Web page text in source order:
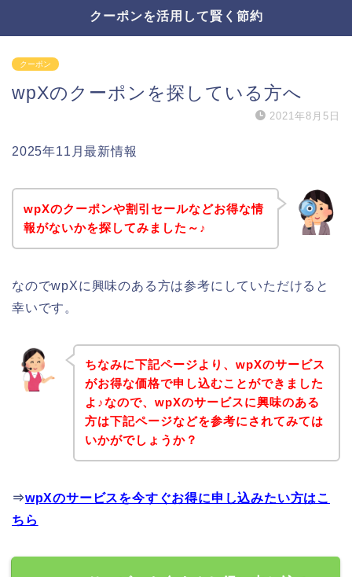
クーポンを活用して賢く節約
クーポン
wpXのクーポンを探している方へ
2021年8月5日
2025年11月最新情報
wpXのクーポンや割引セールなどお得な情
報がないかを探してみました～♪
なのでwpXに興味のある方は参考にしていただけると
幸いです。
ちなみに下記ページより、wpXのサービス
がお得な価格で申し込むことができました
よ♪なので、wpXのサービスに興味のある
方は下記ページなどを参考にされてみては
いかがでしょうか？
⇒wpXのサービスを今すぐお得に申し込みたい方はこ
ちら